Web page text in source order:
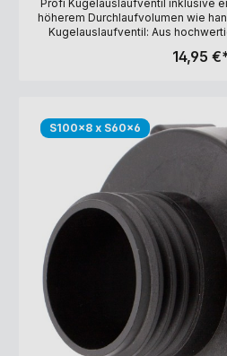
Profi Kugelauslaufventil inklusive
höherem Durchlaufvolumen wie
Kugelauslaufventil: Aus
Überwurfmutter aus Messing
14,95
S100x8 x S60x6